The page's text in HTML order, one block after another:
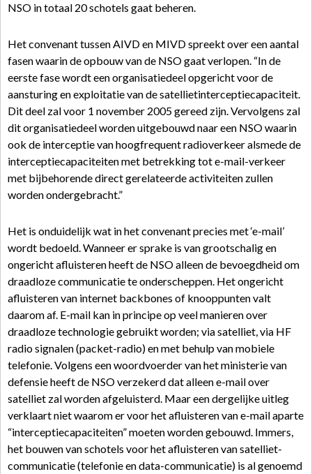
NSO in totaal 20 schotels gaat beheren.
Het convenant tussen AIVD en MIVD spreekt over een aantal
fasen waarin de opbouw van de NSO gaat verlopen. “In de
eerste fase wordt een organisatiedeel opgericht voor de
aansturing en exploitatie van de satellietinterceptiecapaciteit.
Dit deel zal voor 1 november 2005 gereed zijn. Vervolgens zal
dit organisatiedeel worden uitgebouwd naar een NSO waarin
ook de interceptie van hoogfrequent radioverkeer alsmede de
interceptiecapaciteiten met betrekking tot e-mail-verkeer
met bijbehorende direct gerelateerde activiteiten zullen
worden ondergebracht.”
Het is onduidelijk wat in het convenant precies met ‘e-mail’
wordt bedoeld. Wanneer er sprake is van grootschalig en
ongericht afluisteren heeft de NSO alleen de bevoegdheid om
draadloze communicatie te onderscheppen. Het ongericht
afluisteren van internet backbones of knooppunten valt
daarom af. E-mail kan in principe op veel manieren over
draadloze technologie gebruikt worden; via satelliet, via HF
radio signalen (packet-radio) en met behulp van mobiele
telefonie. Volgens een woordvoerder van het ministerie van
defensie heeft de NSO verzekerd dat alleen e-mail over
satelliet zal worden afgeluisterd. Maar een dergelijke uitleg
verklaart niet waarom er voor het afluisteren van e-mail aparte
“interceptiecapaciteiten” moeten worden gebouwd. Immers,
het bouwen van schotels voor het afluisteren van satelliet-
communicatie (telefonie en data-communicatie) is al genoemd